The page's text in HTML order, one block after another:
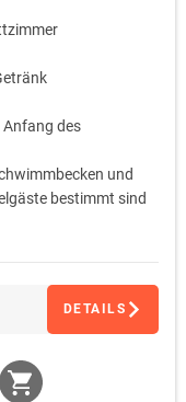
Anfang des
und
bestimmt sind
DETAILS